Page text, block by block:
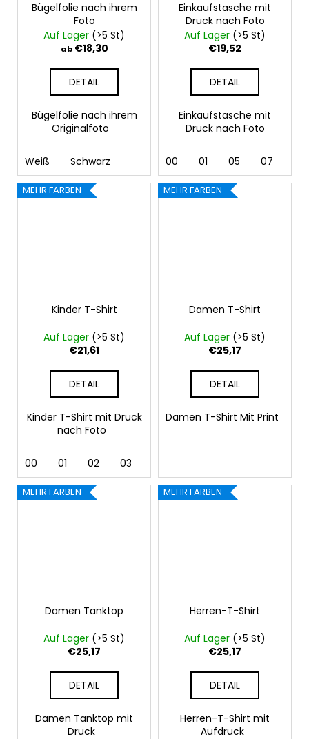
Bügelfolie nach ihrem
Foto
Auf Lager (>5 St)
ab€18,30
DETAIL
Bügelfolie nach ihrem
Originalfoto
Weiß Schwarz
Einkaufstasche mit
Druck nach Foto
Auf Lager (>5 St)
€19,52
DETAIL
Einkaufstasche mit
Druck nach Foto
00 01 05 07
MEHR FARBEN
Kinder T-Shirt
Auf Lager (>5 St)
€21,61
DETAIL
Kinder T-Shirt mit Druck
nach Foto
00 01 02 03
MEHR FARBEN
Damen T-Shirt
Auf Lager (>5 St)
€25,17
DETAIL
Damen T-Shirt Mit Print
MEHR FARBEN
Damen Tanktop
Auf Lager (>5 St)
€25,17
DETAIL
Damen Tanktop mit
Druck
MEHR FARBEN
Herren-T-Shirt
Auf Lager (>5 St)
€25,17
DETAIL
Herren-T-Shirt mit
Aufdruck